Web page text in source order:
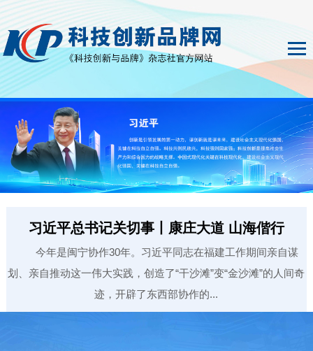
习近平总书记关切事丨康庄大道 山海偕行
今年是闽宁协作30年。习近平同志在福建工作期间亲自谋
划、亲自推动这一伟大实践，创造了“干沙滩”变“金沙滩”的人间奇
迹，开辟了东西部协作的...